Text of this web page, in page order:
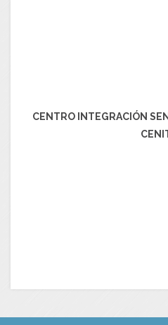
CENTRO INTEGRACIÓN